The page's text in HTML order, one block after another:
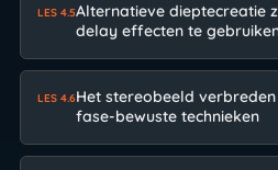
LES 4.5Alternatieve dieptecreatie
delay effecten te
LES 4.6Het stereobeeld
fase-bewuste technieken